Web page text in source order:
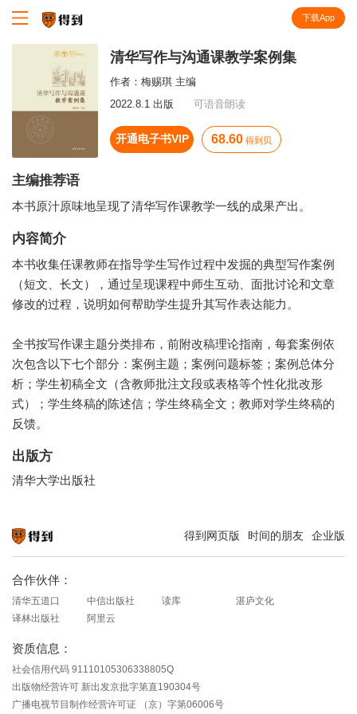
下载App
清华写作与沟通课教学案例集
作者： 梅赐琪 主编
2022.8.1 出版
可语音朗读
开通电子书VIP 68.60 得到贝
主编推荐语
本书原汁原味地呈现了清华写作课教学一线的成果产出。
内容简介
本书收集任课教师在指导学生写作过程中发掘的典型写作案例
（短文、长文），通过呈现课程中师生互动、面批讨论和文章
修改的过程，说明如何帮助学生提升其写作表达能力。
全书按写作课主题分类排布，前附改稿理论指南，每套案例依
次包含以下七个部分：案例主题；案例问题标签；案例总体分
析；学生初稿全文（含教师批注文段或表格等个性化批改形
式）；学生终稿的陈述信；学生终稿全文；教师对学生终稿的
反馈。
出版方
清华大学出版社
得到网页版 时间的朋友 企业版
合作伙伴：
清华五道口 中信出版社 读库
湛庐文化
译林出版社
阿里云
资质信息：
社会信用代码 91110105306338805Q
出版物经营许可 新出发京批字第直190304号
广播电视节目制作经营许可证 （京）字第06006号